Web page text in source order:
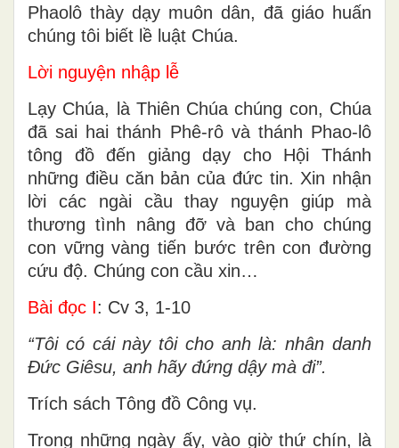
Phaolô thày dạy muôn dân, đã giáo huấn
chúng tôi biết lề luật Chúa.
Lời nguyện nhập lễ
Lạy Chúa, là Thiên Chúa chúng con, Chúa
đã sai hai thánh Phê-rô và thánh Phao-lô
tông đồ đến giảng dạy cho Hội Thánh
những điều căn bản của đức tin. Xin nhận
lời các ngài cầu thay nguyện giúp mà
thương tình nâng đỡ và ban cho chúng
con vững vàng tiến bước trên con đường
cứu độ. Chúng con cầu xin…
Bài đọc I: Cv 3, 1-10
“Tôi có cái này tôi cho anh là: nhân danh
Đức Giêsu, anh hãy đứng dậy mà đi”.
Trích sách Tông đồ Công vụ.
Trong những ngày ấy, vào giờ thứ chín, là